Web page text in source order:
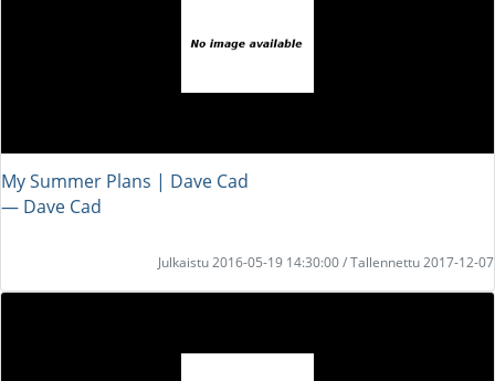
My Summer Plans | Dave Cad
― Dave Cad
Julkaistu 2016-05-19 14:30:00 / Tallennettu 2017-12-07